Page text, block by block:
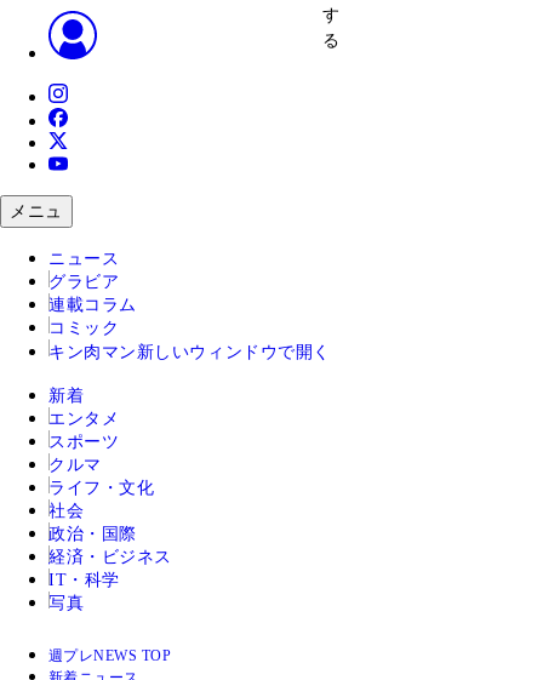
す
る
メニュ
ニュース
グラビア
連載コラム
コミック
キン肉マン 新しいウィンドウで開く
新着
エンタメ
スポーツ
クルマ
ライフ・文化
社会
政治・国際
経済・ビジネス
IT・科学
写真
週プレNEWS TOP